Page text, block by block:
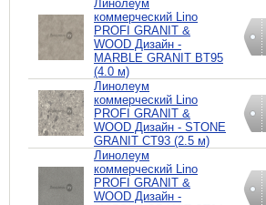
Линолеум
коммерческий Lino
PROFI GRANIT &
WOOD Дизайн -
MARBLE GRANIT BT95
(4.0 м)
Линолеум
коммерческий Lino
PROFI GRANIT &
WOOD Дизайн - STONE
GRANIT CT93 (2.5 м)
Линолеум
коммерческий Lino
PROFI GRANIT &
WOOD Дизайн -